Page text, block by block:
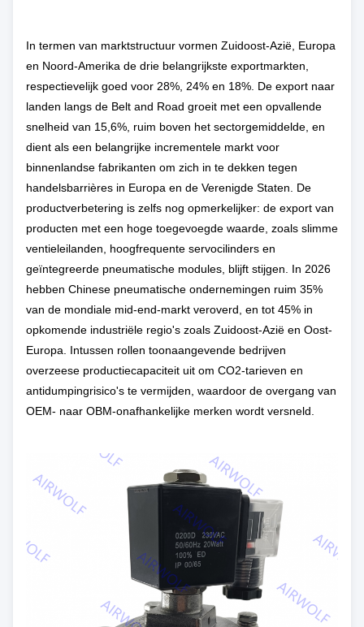
In termen van marktstructuur vormen Zuidoost-Azië, Europa
en Noord-Amerika de drie belangrijkste exportmarkten,
respectievelijk goed voor 28%, 24% en 18%. De export naar
landen langs de Belt and Road groeit met een opvallende
snelheid van 15,6%, ruim boven het sectorgemiddelde, en
dient als een belangrijke incrementele markt voor
binnenlandse fabrikanten om zich in te dekken tegen
handelsbarrières in Europa en de Verenigde Staten. De
productverbetering is zelfs nog opmerkelijker: de export van
producten met een hoge toegevoegde waarde, zoals slimme
ventieleilanden, hoogfrequente servocilinders en
geïntegreerde pneumatische modules, blijft stijgen. In 2026
hebben Chinese pneumatische ondernemingen ruim 35%
van de mondiale mid-end-markt veroverd, en tot 45% in
opkomende industriële regio's zoals Zuidoost-Azië en Oost-
Europa. Intussen rollen toonaangevende bedrijven
overzeese productiecapaciteit uit om CO2-tarieven en
antidumpingrisico's te vermijden, waardoor de overgang van
OEM- naar OBM-onafhankelijke merken wordt versneld.